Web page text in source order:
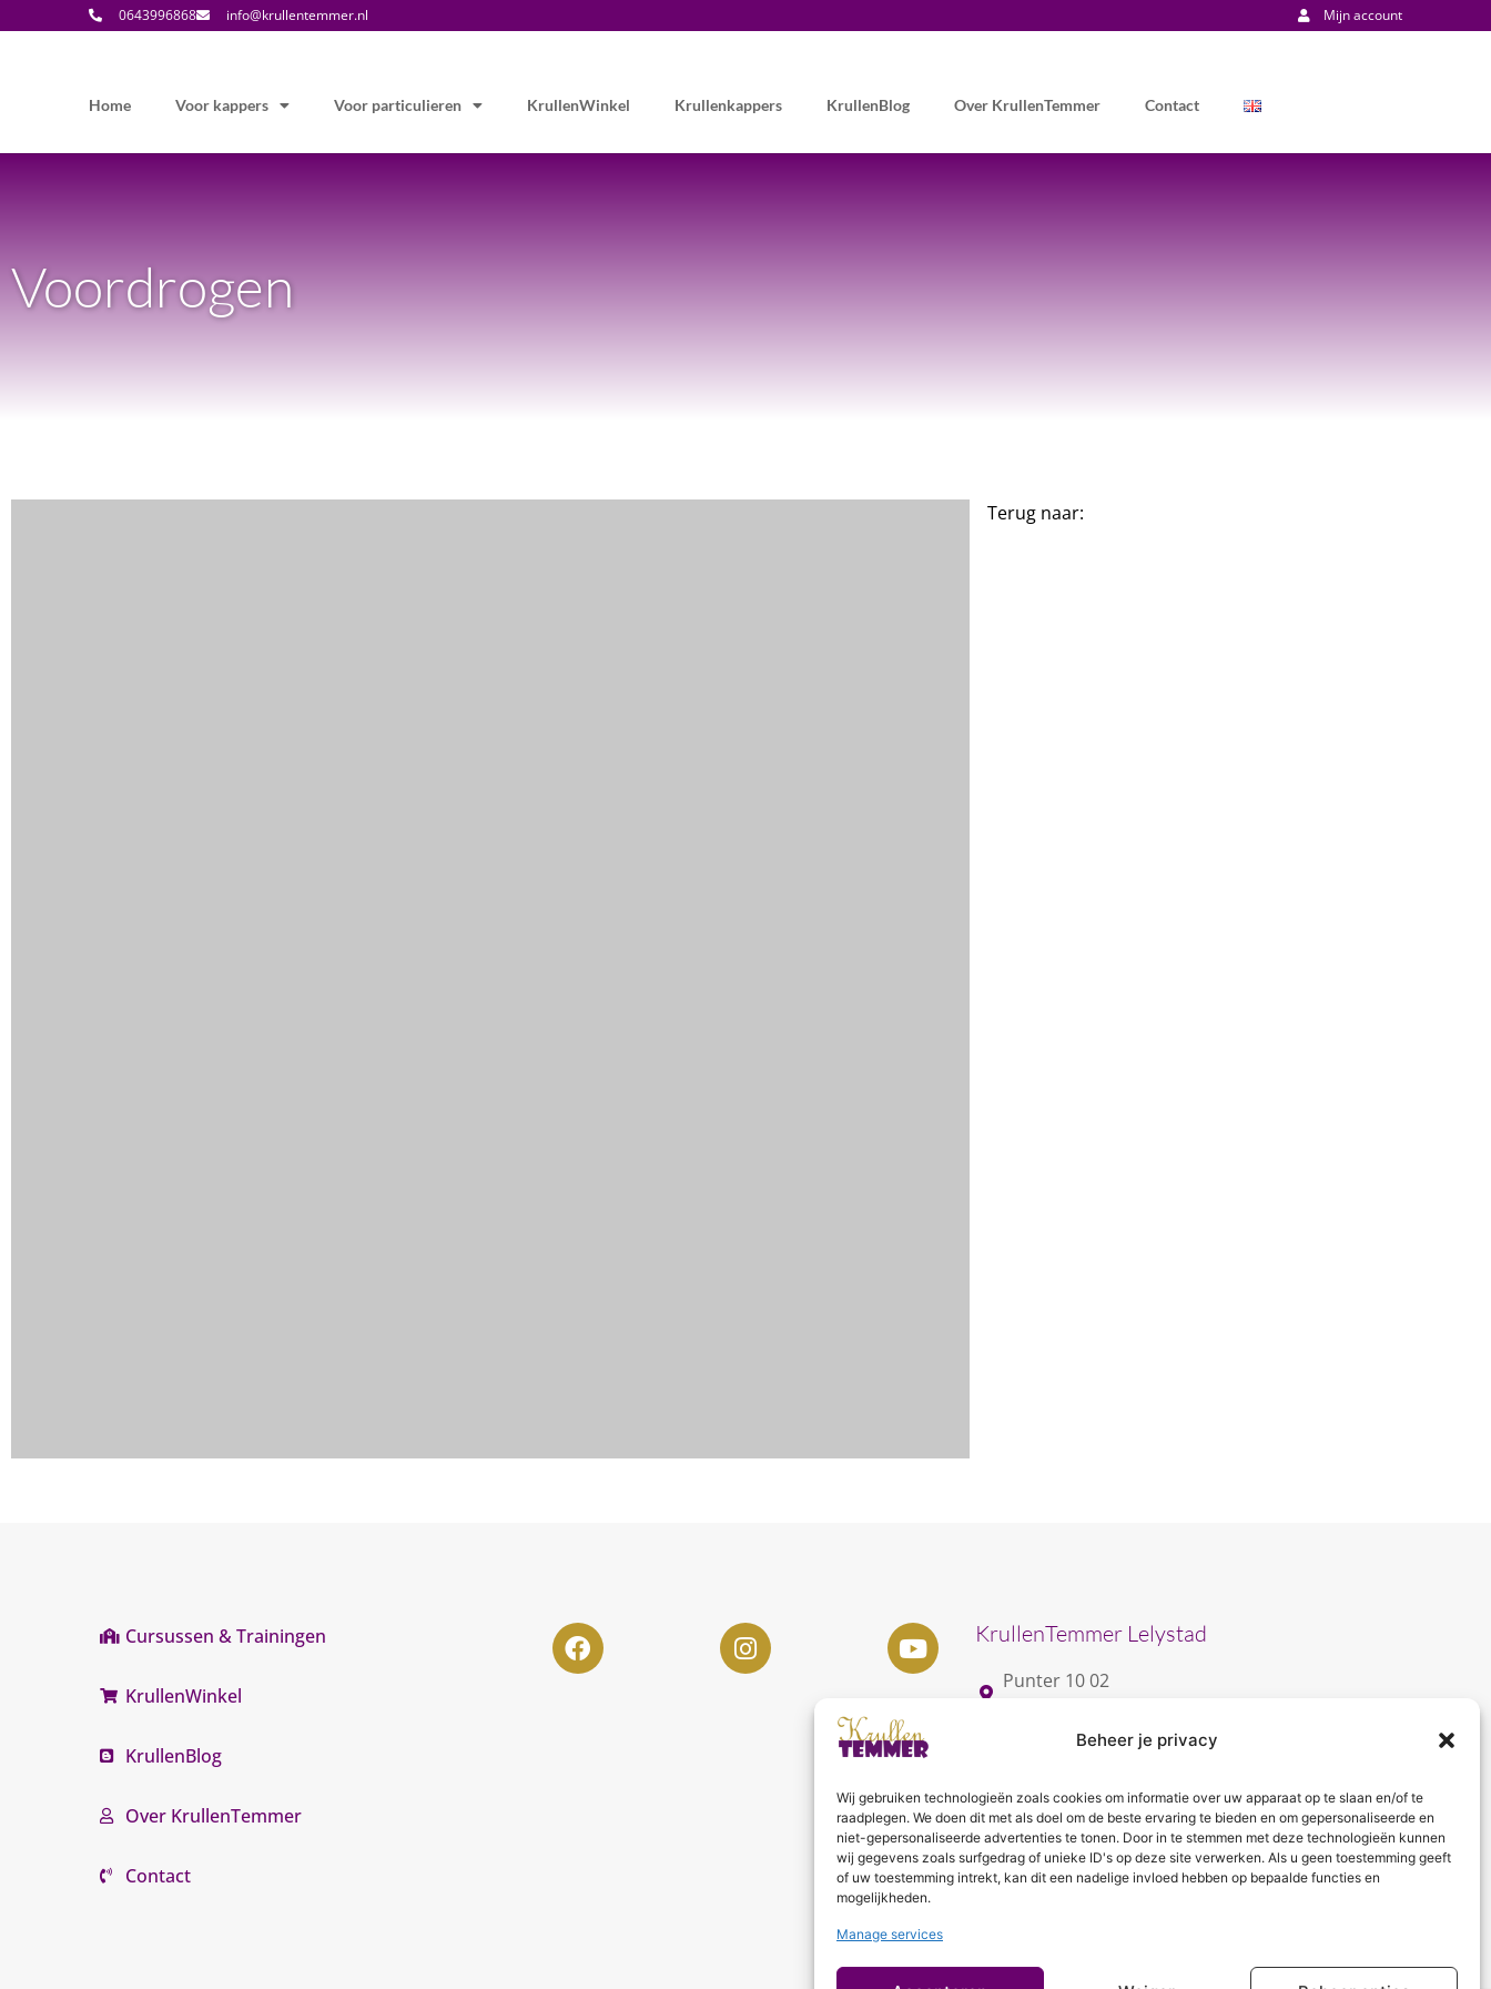
Beheer je privacy
Wij gebruiken technologieën zoals cookies om informatie over uw apparaat op te slaan en/of te
raadplegen. We doen dit met als doel om de beste ervaring te bieden en om gepersonaliseerde en
niet-gepersonaliseerde advertenties te tonen. Door in te stemmen met deze technologieën kunnen
wij gegevens zoals surfgedrag of unieke ID's op deze site verwerken. Als u geen toestemming geeft
of uw toestemming intrekt, kan dit een nadelige invloed hebben op bepaalde functies en
mogelijkheden.
Manage services
0643996868 info@krullentemmer.nl Mijn account
Home Voor kappers Voor particulieren KrullenWinkel Krullenkappers KrullenBlog Over KrullenTemmer Contact
Voordrogen
Terug naar:
Cursussen & Trainingen
KrullenWinkel
KrullenBlog
Over KrullenTemmer
Contact
KrullenTemmer Lelystad
Punter 10 02
0643996868
Openingstijden
Maandag 9.30 - 13.30 (Trainingen)
Dinsdag 9.00 - 18.00 (De KrullenHemel)